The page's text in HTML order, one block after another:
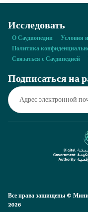
Исследовать
О Саудиопедии
Условия
Политика
Связаться с Саудипедией
Подписаться на
Все права защищены ©
2026